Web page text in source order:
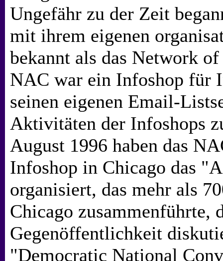
Ungefähr zu der Zeit
mit ihrem eigenen
bekannt als das Network
NAC war ein Infoshop für
seinen eigenen Email-
Aktivitäten der Infoshops
August 1996 haben das
Infoshop in Chicago das
organisiert, das mehr als
Chicago zusammenführte,
Gegenöffentlichkeit
"Democratic National